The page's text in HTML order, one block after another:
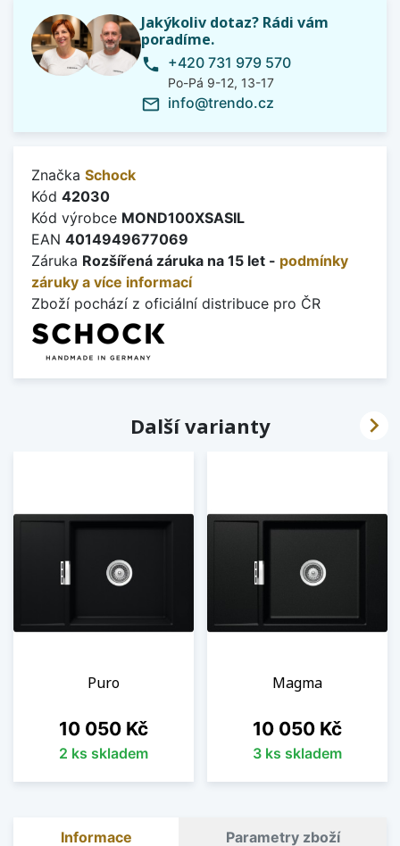
Jakýkoliv dotaz? Rádi vám
poradíme.
phone +420 731 979 570
Po-Pá 9-12, 13-17
mail_outline info@trendo.cz
Značka Schock
Kód 42030
Kód výrobce MOND100XSASIL
EAN 4014949677069
Záruka Rozšířená záruka na 15 let - podmínky
záruky a více informací
Zboží pochází z oficiální distribuce pro ČR
Další varianty
Puro
Cena
10 050 Kč
2 ks skladem
Magma
Cena
10 050 Kč
3 ks skladem

Informace Parametry zboží